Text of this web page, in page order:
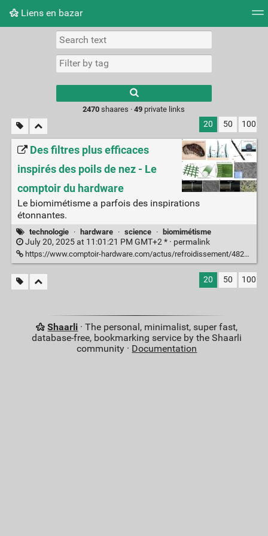
Liens en bazar
Picture wall
2470 shaares ·49 private links
20 50 100
Des filtres plus efficaces
inspirés des poils de nez - Le
comptoir du hardware
Le biomimétisme a parfois des inspirations
étonnantes.
technologie · hardware · science · biomimétisme
July 20, 2025 at 11:01:21 PM GMT+2 * · permalink
https://www.comptoir-hardware.com/actus/refroidissement/48202-des-filtres-plus-efficaces-inspires-des-poils-de-nez.html
20 50 100
Shaarli · The personal, minimalist, super fast,
database-free, bookmarking service by the Shaarli
community · Documentation